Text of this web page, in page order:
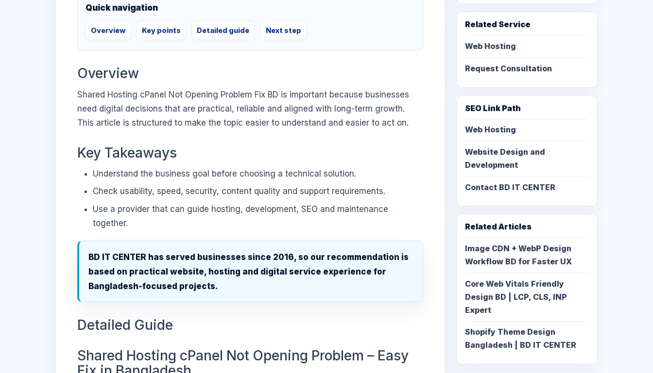
Quick navigation
Overview Key points Detailed guide Next step
Overview
Shared Hosting cPanel Not Opening Problem Fix BD is important because businesses
need digital decisions that are practical, reliable and aligned with long-term growth.
This article is structured to make the topic easier to understand and easier to act on.
Key Takeaways
Understand the business goal before choosing a technical solution.
Check usability, speed, security, content quality and support requirements.
Use a provider that can guide hosting, development, SEO and maintenance
together.
BD IT CENTER has served businesses since 2016, so our recommendation is
based on practical website, hosting and digital service experience for
Bangladesh-focused projects.
Detailed Guide
Shared Hosting cPanel Not Opening Problem – Easy
Related Service
Web Hosting
Request Consultation
SEO Link Path
Web Hosting
Website Design and
Development
Contact BD IT CENTER
Related Articles
Image CDN + WebP Design
Workflow BD for Faster UX
Core Web Vitals Friendly
Design BD | LCP, CLS, INP
Expert
Shopify Theme Design
Bangladesh | BD IT CENTER